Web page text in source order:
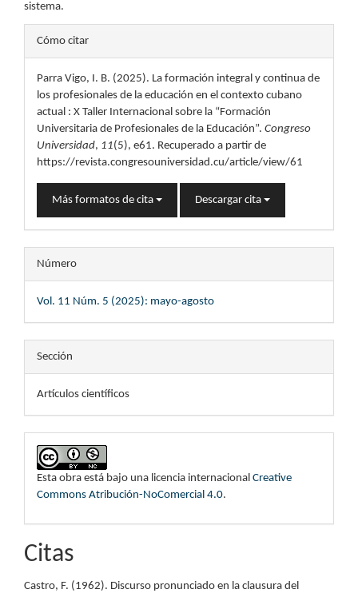
sistema.
Detalles
del
artículo
Cómo citar
Parra Vigo, I. B. (2025). La formación integral y continua de
los profesionales de la educación en el contexto cubano
actual : X Taller Internacional sobre la “Formación
Universitaria de Profesionales de la Educación”. Congreso
Universidad, 11(5), e61. Recuperado a partir de
https://revista.congresouniversidad.cu/article/view/61
Más formatos de cita Descargar cita
Número
Vol. 11 Núm. 5 (2025): mayo-agosto
Sección
Artículos científicos
Esta obra está bajo una licencia internacional Creative
Commons Atribución-NoComercial 4.0.
Citas
Castro, F. (1962). Discurso pronunciado en la clausura del